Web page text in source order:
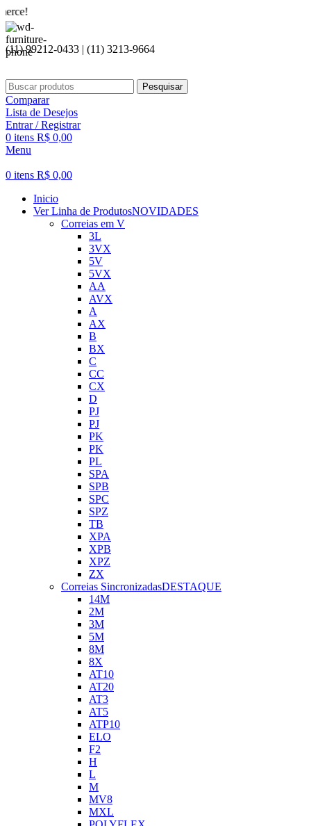
(11) 99212-0433 | (11) 3213-9664
Pesquisar
Comparar
Lista de Desejos
Entrar / Registrar
0 itens R$ 0,00
Menu
0 itens R$ 0,00
Inicio
Ver Linha de ProdutosNOVIDADES
Correias em V
3L
3VX
5V
5VX
AA
AVX
A
AX
B
BX
C
CC
CX
D
PJ
PJ
PK
PK
PL
SPA
SPB
SPC
SPZ
TB
XPA
XPB
XPZ
ZX
Correias SincronizadasDESTAQUE
14M
2M
3M
5M
8M
8X
AT10
AT20
AT3
AT5
ATP10
ELO
F2
H
L
M
MV8
MXL